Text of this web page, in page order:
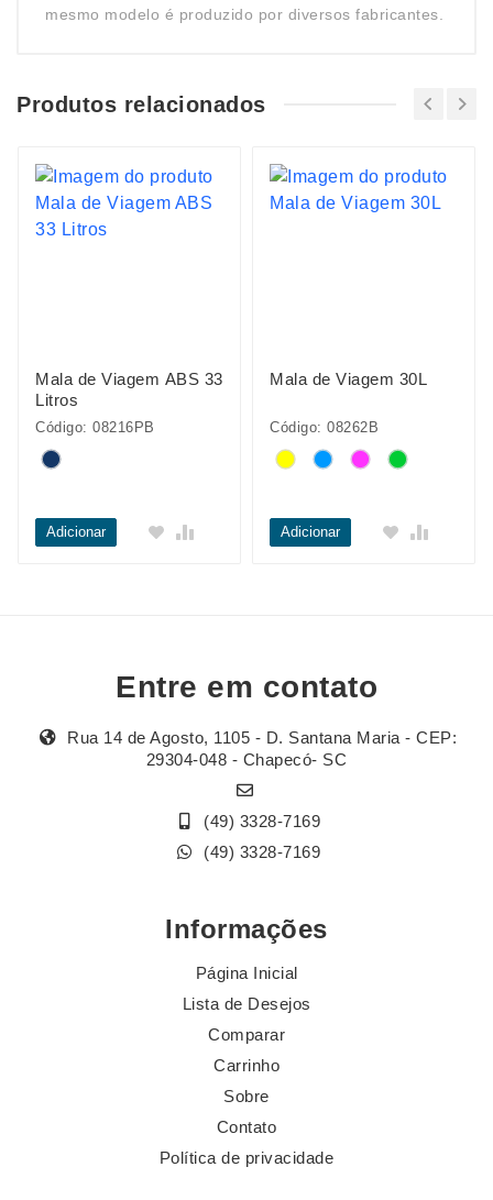
mesmo modelo é produzido por diversos fabricantes.
Produtos relacionados
Mala de Viagem ABS 33
Litros
Código: 08216PB
Adicionar
Mala de Viagem 30L
Código: 08262B
Adicionar
Entre em contato
Rua 14 de Agosto, 1105 - D. Santana Maria - CEP:
29304-048 - Chapecó- SC
(49) 3328-7169
(49) 3328-7169
Informações
Página Inicial
Lista de Desejos
Comparar
Carrinho
Sobre
Contato
Política de privacidade